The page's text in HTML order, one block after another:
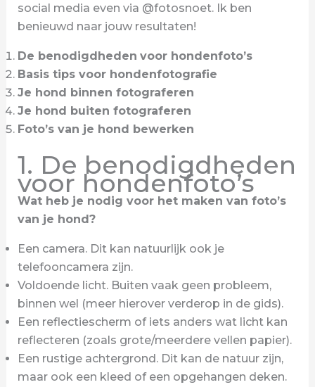
social media even via @fotosnoet. Ik ben
benieuwd naar jouw resultaten!
De benodigdheden voor hondenfoto’s
Basis tips voor hondenfotografie
Je hond binnen fotograferen
Je hond buiten fotograferen
Foto’s van je hond bewerken
1. De benodigdheden
voor hondenfoto’s
Wat heb je nodig voor het maken van foto’s
van je hond?
Een camera. Dit kan natuurlijk ook je
telefooncamera zijn.
Voldoende licht. Buiten vaak geen probleem,
binnen wel (meer hierover verderop in de gids).
Een reflectiescherm of iets anders wat licht kan
reflecteren (zoals grote/meerdere vellen papier).
Een rustige achtergrond. Dit kan de natuur zijn,
maar ook een kleed of een opgehangen deken.